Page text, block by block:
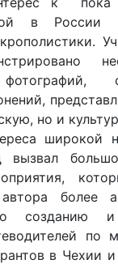
в России
фотографий,
но и
широкой
вызвал
более
созданию и
по
в Чехии